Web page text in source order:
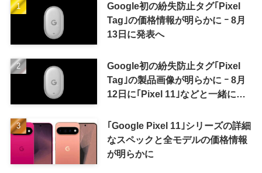
Google初の紛失防止タグ｢Pixel
Tag｣の価格情報が明らかに ｰ 8月
13日に発表へ
Google初の紛失防止タグ｢Pixel
Tag｣の製品画像が明らかに ｰ 8月
12日に｢Pixel 11｣などと一緒に発
｢Google Pixel 11｣シリーズの詳細
なスペックと全モデルの価格情報
が明らかに